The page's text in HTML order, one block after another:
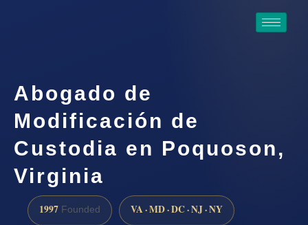
Abogado de
Modificación de
Custodia en Poquoson,
Virginia
1997 Founded VA · MD · DC · NJ · NY